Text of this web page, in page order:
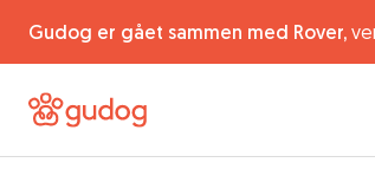
Gudog er gået sammen med Rover,